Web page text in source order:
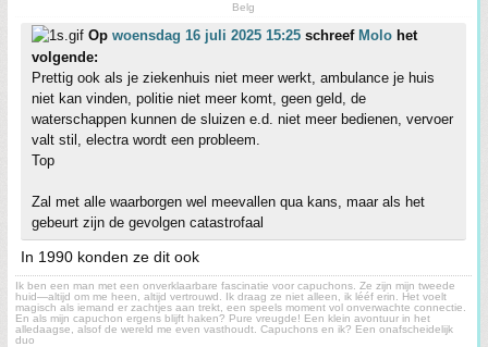
Belg
Op woensdag 16 juli 2025 15:25 schreef Molo het
volgende:
Prettig ook als je ziekenhuis niet meer werkt, ambulance je huis
niet kan vinden, politie niet meer komt, geen geld, de
waterschappen kunnen de sluizen e.d. niet meer bedienen, vervoer
valt stil, electra wordt een probleem.
Top
Zal met alle waarborgen wel meevallen qua kans, maar als het
gebeurt zijn de gevolgen catastrofaal
In 1990 konden ze dit ook
Ik ben een man met een onverklaarbare fascinatie voor capuchons. Ze zijn mijn tweede
huid—altijd om me heen, altijd vertrouwd. Ik draag ze niet alleen, ik lééf erin. Het voelt
magisch als iemand er zachtjes aan trekt, een speels moment vol onverwachte connectie.
En als mijn capuchon ergens blijft haken? Pure vreugde! Een klein avontuur in het
alledaagse, alsof de wereld me even vasthoudt. Capuchons en ik? Een onafscheidelijk
duo